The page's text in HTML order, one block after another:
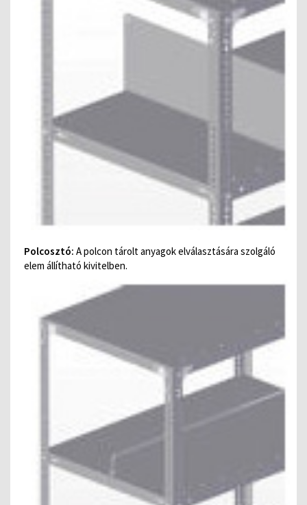
Polcosztó: A polcon tárolt anyagok elválasztására szolgáló
elem állítható kivitelben.